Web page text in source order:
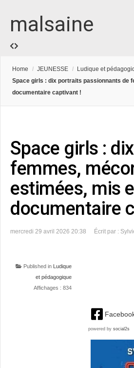
malsaine
Home / JEUNESSE / Ludique et
Space girls : dix portraits passionnants de
documentaire captivant !
Space girls :
femmes,
estimées, mis
documentaire
mercredi 29 avril 2026 20:38 Écrit par :
Published in
Ludique
et pédagogique
Affichages : 834
powered by social2s